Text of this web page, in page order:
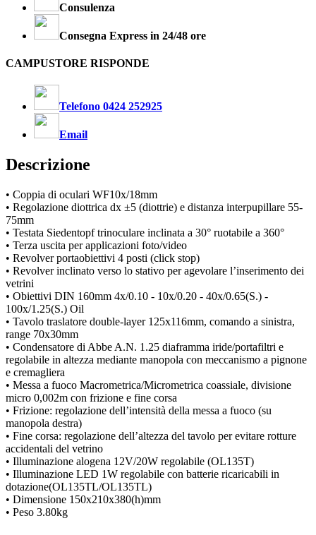
Consulenza
Consegna Express in 24/48 ore
CAMPUSTORE RISPONDE
Telefono 0424 252925
Email
Descrizione
• Coppia di oculari WF10x/18mm
• Regolazione diottrica dx ±5 (diottrie) e distanza interpupillare 55-
75mm
• Testata Siedentopf trinoculare inclinata a 30° ruotabile a 360°
• Terza uscita per applicazioni foto/video
• Revolver portaobiettivi 4 posti (click stop)
• Revolver inclinato verso lo stativo per agevolare l’inserimento dei
vetrini
• Obiettivi DIN 160mm 4x/0.10 - 10x/0.20 - 40x/0.65(S.) -
100x/1.25(S.) Oil
• Tavolo traslatore double-layer 125x116mm, comando a sinistra,
range 70x30mm
• Condensatore di Abbe A.N. 1.25 diaframma iride/portafiltri e
regolabile in altezza mediante manopola con meccanismo a pignone
e cremagliera
• Messa a fuoco Macrometrica/Micrometrica coassiale, divisione
micro 0,002m con frizione e fine corsa
• Frizione: regolazione dell’intensità della messa a fuoco (su
manopola destra)
• Fine corsa: regolazione dell’altezza del tavolo per evitare rotture
accidentali del vetrino
• Illuminazione alogena 12V/20W regolabile (OL135T)
• Illuminazione LED 1W regolabile con batterie ricaricabili in
dotazione(OL135TL/OL135TL)
• Dimensione 150x210x380(h)mm
• Peso 3.80kg